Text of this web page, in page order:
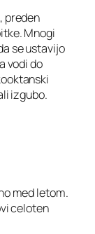
preden
Mnogi
se ustavijo
vodi do
izgubo.
med letom.
celoten